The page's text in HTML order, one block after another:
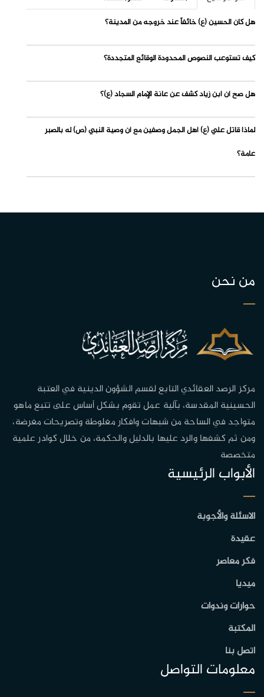
هل كان الحسين (ع) خائفاً عند خروجه من المدينة؟
كيف تستوعب النصوص المحدودة الوقائع المتجددة؟
هل صح أن ابن زياد كشف عن عانة الإمام السجاد (ع)؟
لماذا قاتل علي (ع) أهل الجمل وصفين مع أن وصية النبي (ص) له بالصبر
عامة؟
من نحن
مركز الرصد العقائدي التابع لقسم الشؤون الدينية في العتبة
الحسينية المقدسة، بآلية عمل تقوم بشكل أساس على تتبع ماهو
متواجد في الساحة من شبهات وافكار مغلوطة وتصريحات مغرضة،
ومن ثم كشفها والرد عليها بالدليل والحكمة، من خلال كوادر علمية
متخصصة
الأبواب الرئيسية
الاسئلة والأجوبة
عقيدة
فكر معاصر
ميديا
حوارات وندوات
المكتبة
اتصل بنا
معلومات التواصل